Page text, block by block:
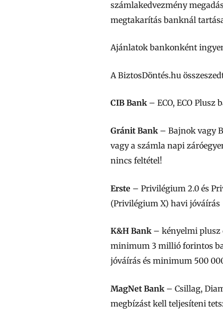
számlakedvezmény
megtakarítás banknál
Ajánlatok bankonként
A BiztosDöntés.hu
CIB Bank– ECO, ECO Plusz
Gránit Bank – Bajnok vagy
vagy a számla napi
nincs feltétel!
Erste – Privilégium 2.0 és
(Privilégium X) havi jóváírás
K&H Bank– kényelmi plusz
minimum 3 millió forintos
jóváírás és minimum 500
MagNet Bank – Csillag,
megbízást kell teljesíteni